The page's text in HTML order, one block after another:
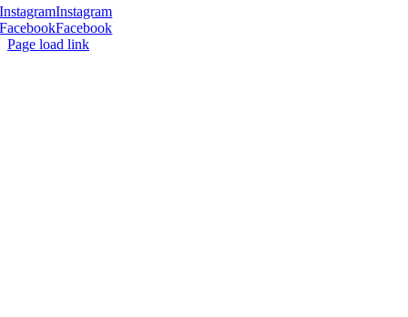
InstagramInstagram
FacebookFacebook
Page load link